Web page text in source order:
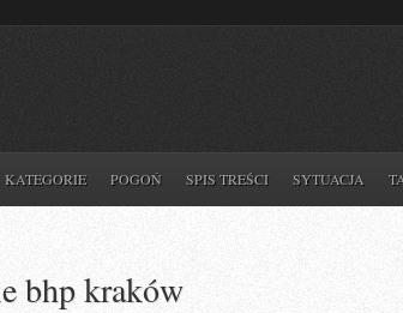
KATEGORIE POGOŃ SPIS TREŚCI SYTUACJA
bhp kraków